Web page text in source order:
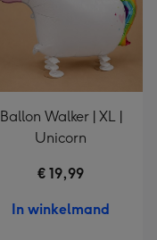
Ballon Walker | XL |
Unicorn
€ 19,99
In winkelmand